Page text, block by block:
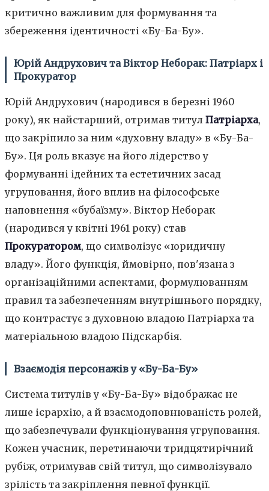
критично важливим для формування та
збереження ідентичності «Бу-Ба-Бу».
Юрій Андрухович та Віктор Неборак: Патріарх і
Прокуратор
Юрій Андрухович (народився в березні 1960
року), як найстарший, отримав титул Патріарха,
що закріпило за ним «духовну владу» в «Бу-Ба-
Бу». Ця роль вказує на його лідерство у
формуванні ідейних та естетичних засад
угруповання, його вплив на філософське
наповнення «бубаїзму». Віктор Неборак
(народився у квітні 1961 року) став
Прокуратором, що символізує «юридичну
владу». Його функція, ймовірно, пов'язана з
організаційними аспектами, формулюванням
правил та забезпеченням внутрішнього порядку,
що контрастує з духовною владою Патріарха та
матеріальною владою Підскарбія.
Взаємодія персонажів у «Бу-Ба-Бу»
Система титулів у «Бу-Ба-Бу» відображає не
лише ієрархію, а й взаємодоповнюваність ролей,
що забезпечували функціонування угруповання.
Кожен учасник, перетинаючи тридцятирічний
рубіж, отримував свій титул, що символізувало
зрілість та закріплення певної функції.